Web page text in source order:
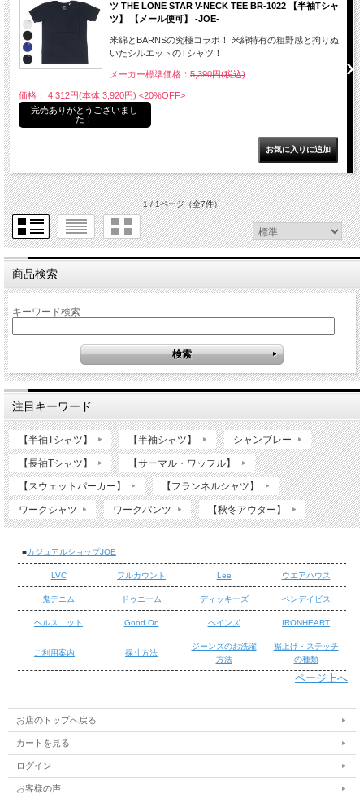
ツ THE LONE STAR V-NECK TEE BR-1022 【半袖Tシャ
ツ】 【メール便可】 -JOE-
米綿とBARNSの究極コラボ！ 米綿特有の粗野感と拘りぬ
いたシルエットのTシャツ！
メーカー標準価格： 5,390円(税込)
価格： 4,312円(本体 3,920円) <20%OFF>
完売ありがとうございまし
た！
1 / 1ページ（全7件）
商品検索
キーワード検索
注目キーワード
【半袖Tシャツ】 【半袖シャツ】 シャンブレー
【長袖Tシャツ】 【サーマル・ワッフル】
【スウェットパーカー】 【フランネルシャツ】
ワークシャツ ワークパンツ 【秋冬アウター】
■カジュアルショップJOE
LVC フルカウント Lee ウエアハウス
鬼デニム ドゥニーム ディッキーズ ベンデイビス
ヘルスニット Good On ヘインズ IRONHEART
ご利用案内 採寸方法
ジーンズのお洗濯
方法
裾上げ・ステッチ
の種類
ページ上へ
/お店のトップへ戻る
カートを見る
ログイン
お客様の声